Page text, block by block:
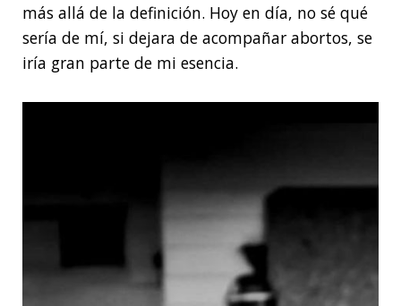
más allá de la definición. Hoy en día, no sé qué
sería de mí, si dejara de acompañar abortos, se
iría gran parte de mi esencia.